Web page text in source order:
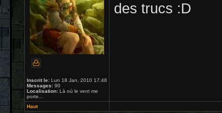
Inscrit le: Lun 18 Jan, 2010 17:48
Messages: 90
Localisation: Là où le vent me
porte...
des trucs :D
Haut